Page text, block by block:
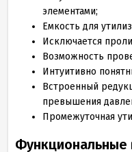
элементами;
Емкость для
Исключается
Возможность
Интуитивно
Встроенный
превышения
Промежуточная
Функциональные